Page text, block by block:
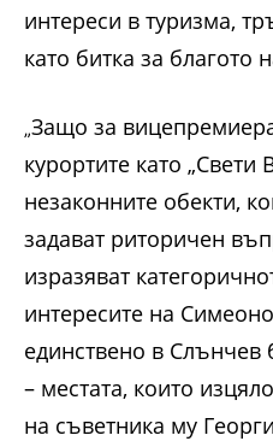
интереси в туризма,
като битка за благото
„Защо за
курортите като „Свети
незаконните обекти,
задават риторичен
изразяват
интересите на
единствено в Слънчев
– местата, които
на съветника му